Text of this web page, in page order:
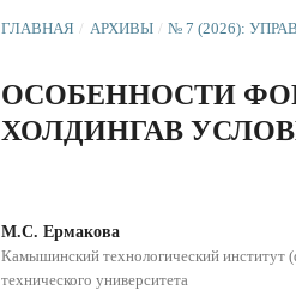
ГЛАВНАЯ / АРХИВЫ / № 7 (2026):
ОСОБЕННОСТИ
ХОЛДИНГАВ
М.С. Ермакова
Камышинский технологический институт
технического университета